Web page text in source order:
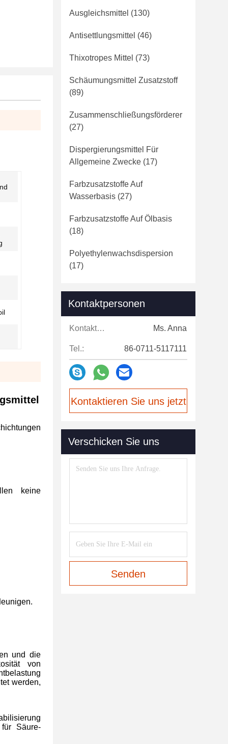
keine
und die
von
werden,
Säure-
Ausgleichsmittel (130)
Antisettlungsmittel (46)
Thixotropes Mittel (73)
Schäumungsmittel Zusatzstoff
(89)
Zusammenschließungsförderer
(27)
Dispergierungsmittel Für
Allgemeine Zwecke (17)
Farbzusatzstoffe Auf
Wasserbasis (27)
Farbzusatzstoffe Auf Ölbasis
(18)
Polyethylenwachsdispersion
(17)
Kontaktpersonen
Kontaktpersonen: Ms. Anna
Tel.: 86-0711-5117111
Kontaktieren Sie uns jetzt
Verschicken Sie uns
Senden